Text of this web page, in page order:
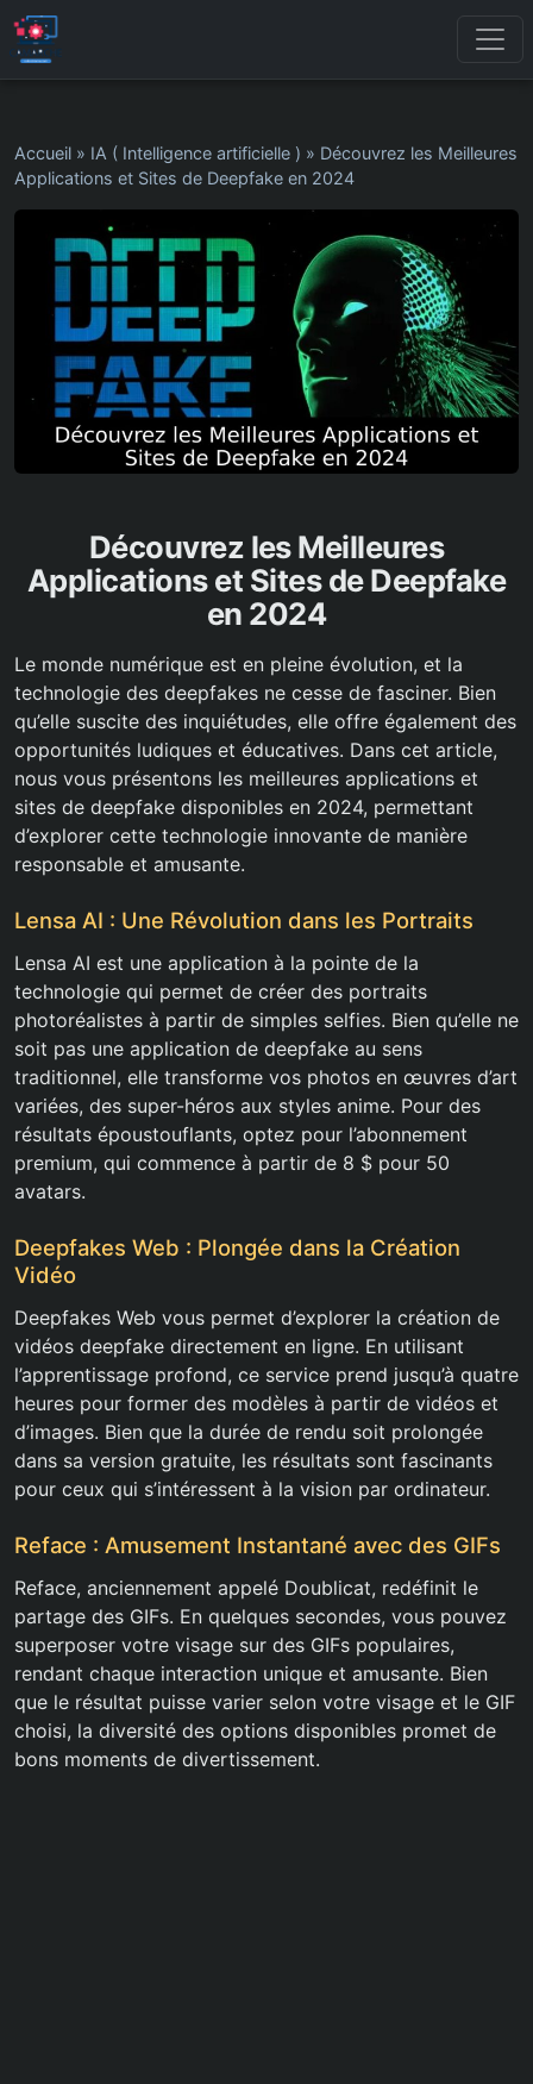
Accueil » IA ( Intelligence artificielle ) » Découvrez les Meilleures
Applications et Sites de Deepfake en 2024
Découvrez les Meilleures
Applications et Sites de Deepfake
en 2024
Le monde numérique est en pleine évolution, et la
technologie des deepfakes ne cesse de fasciner. Bien
qu’elle suscite des inquiétudes, elle offre également des
opportunités ludiques et éducatives. Dans cet article,
nous vous présentons les meilleures applications et
sites de deepfake disponibles en 2024, permettant
d’explorer cette technologie innovante de manière
responsable et amusante.
Lensa AI : Une Révolution dans les Portraits
Lensa AI est une application à la pointe de la
technologie qui permet de créer des portraits
photoréalistes à partir de simples selfies. Bien qu’elle ne
soit pas une application de deepfake au sens
traditionnel, elle transforme vos photos en œuvres d’art
variées, des super-héros aux styles anime. Pour des
résultats époustouflants, optez pour l’abonnement
premium, qui commence à partir de 8 $ pour 50
avatars.
Deepfakes Web : Plongée dans la Création
Vidéo
Deepfakes Web vous permet d’explorer la création de
vidéos deepfake directement en ligne. En utilisant
l’apprentissage profond, ce service prend jusqu’à quatre
heures pour former des modèles à partir de vidéos et
d’images. Bien que la durée de rendu soit prolongée
dans sa version gratuite, les résultats sont fascinants
pour ceux qui s’intéressent à la vision par ordinateur.
Reface : Amusement Instantané avec des GIFs
Reface, anciennement appelé Doublicat, redéfinit le
partage des GIFs. En quelques secondes, vous pouvez
superposer votre visage sur des GIFs populaires,
rendant chaque interaction unique et amusante. Bien
que le résultat puisse varier selon votre visage et le GIF
choisi, la diversité des options disponibles promet de
bons moments de divertissement.